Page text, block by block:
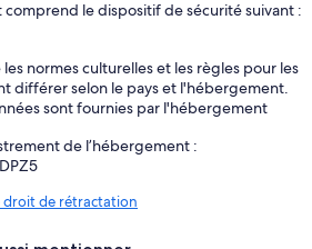
le dispositif de sécurité suivant :
normes culturelles et les règles pour les
différer selon le pays et l'hébergement.
sont fournies par l'hébergement
de l’hébergement :
droit de rétractation